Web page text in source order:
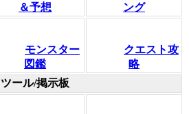
＆予想
ング
モンスター
図鑑
クエスト攻
略
ツール/掲示板